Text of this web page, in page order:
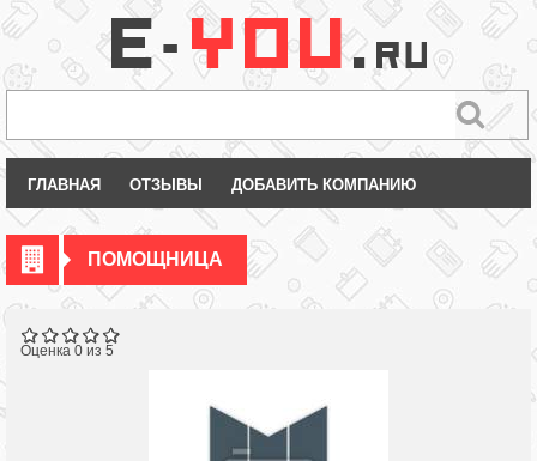
ГЛАВНАЯ ОТЗЫВЫ ДОБАВИТЬ КОМПАНИЮ
ПОМОЩНИЦА
Оценка 0 из 5